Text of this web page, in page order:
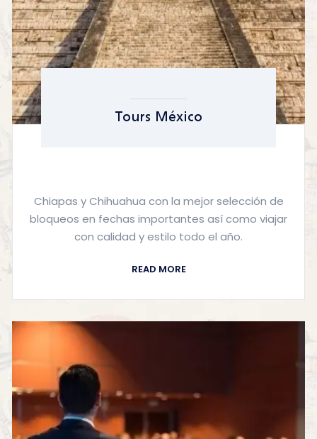
Tours México
Chiapas y Chihuahua con la mejor selección de
bloqueos en fechas importantes así como viajar
con calidad y estilo todo el año.
READ MORE